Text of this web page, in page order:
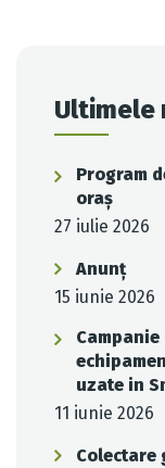
Program
oraș
27 iulie 2026
Anunț
15 iunie 2026
uzate in
11 iunie 2026
Colectare